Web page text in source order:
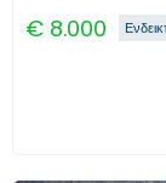
€ 8.000